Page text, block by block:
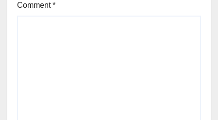
Comment*